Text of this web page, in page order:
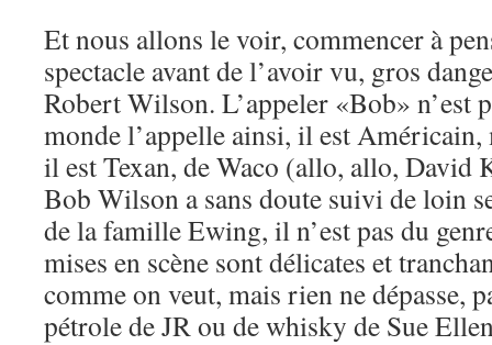
Et nous allons le voir, commencer à
spectacle avant de l’avoir vu, gros
Robert Wilson. L’appeler «Bob» n’est
monde l’appelle ainsi, il est
il est Texan, de Waco (allo, allo, David
Bob Wilson a sans doute suivi de loin
de la famille Ewing, il n’est pas du
mises en scène sont délicates et
comme on veut, mais rien ne dépasse,
pétrole de JR ou de whisky de Sue